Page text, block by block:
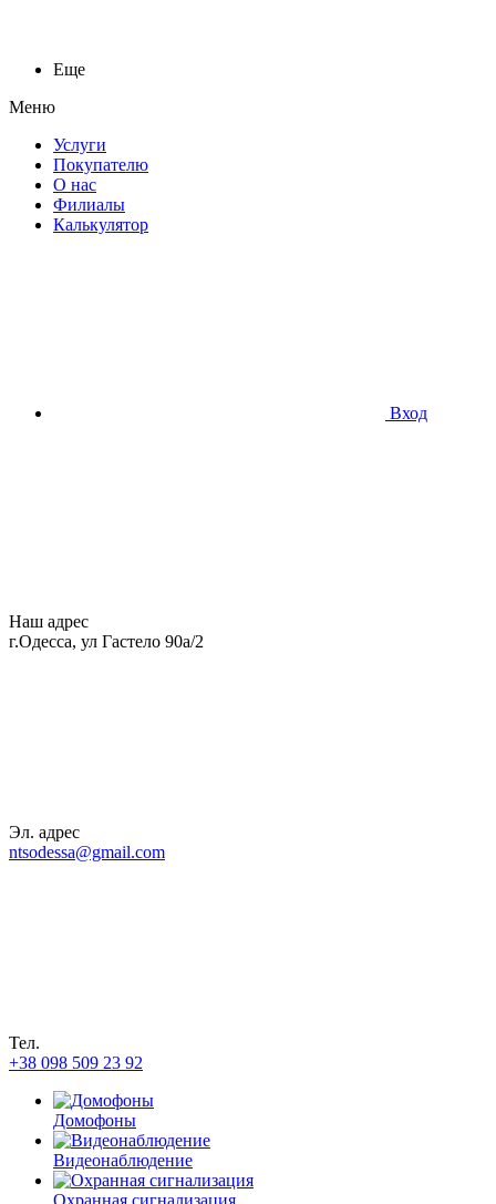
Еще
Меню
Услуги
Покупателю
О нас
Филиалы
Калькулятор
Вход
Наш адрес
г.Одесса, ул Гастело 90а/2
Эл. адрес
ntsodessa@gmail.com
Тел.
+38 098 509 23 92
Домофоны
Видеонаблюдение
Охранная сигнализация